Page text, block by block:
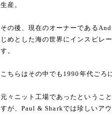
生産。
その後、現在のオーナーである
じめとした海の世界にインスピレ
す。
こちらはその中でも1990年代ごろ
元々ニット工場であったというこ
すが、Paul & Sharkでは珍しいアウ